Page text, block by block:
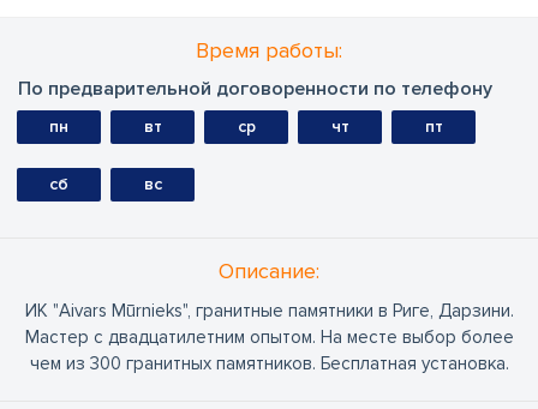
Время работы:
По предварительной договоренности по телефону
пн вт ср чт пт
сб вс
Oписание:
ИК "Aivars Mūrnieks", гранитные памятники в Риге, Дарзини.
Мастер с двадцатилетним опытом. На месте выбор более
чем из 300 гранитных памятников. Бесплатная установка.